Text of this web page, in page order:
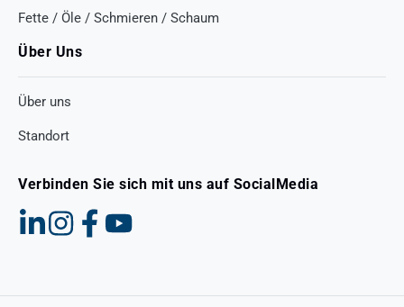
Fette / Öle / Schmieren / Schaum
Über Uns
Über uns
Standort
Verbinden Sie sich mit uns auf SocialMedia